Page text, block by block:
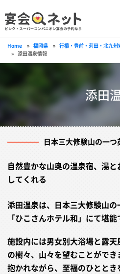
Home » 福岡県 » 行橋・豊前・苅田・北九州
» 添田温泉情報
添田
日本三大修験山の一
自然豊かな山奥の温泉宿、湯
してくれる
添田温泉は、日本三大修験山
「ひこさんホテル和」にて堪能
施設内には男女別大浴場と露
の樹々、山々を望むことがで
抱かれながら、至福のひととき